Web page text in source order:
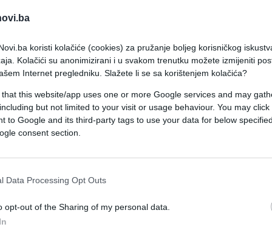
koristi kolačiće (cookies) za pružanje boljeg korisničkog
Kolačići su anonimizirani i u svakom trenutku možete izmijeniti
Internet pregledniku. Slažete li se sa korištenjem kolačića?
that this website/app uses one or more Google services and may
but not limited to your visit or usage behaviour. You may
to Google and its third-party tags to use your data for below
consent section.
Data Processing Opt Outs
opt-out of the Sharing of my personal data.
svjetskom gigantu čije je sjedište u Austriji, a
razvija posao i povećava broj zaposlenih,
uspješno razvije svoj biznis u BiH, nema
o masovnom zapošljavanju novih radnika.
proizvođača kožnih proizvoda kada je riječ o
za željeznice, jahte, namještaju za
ubrajaju se skoro svi vodeći svjetski
Ford, Jaguar, Lamborghini, Mercedes-